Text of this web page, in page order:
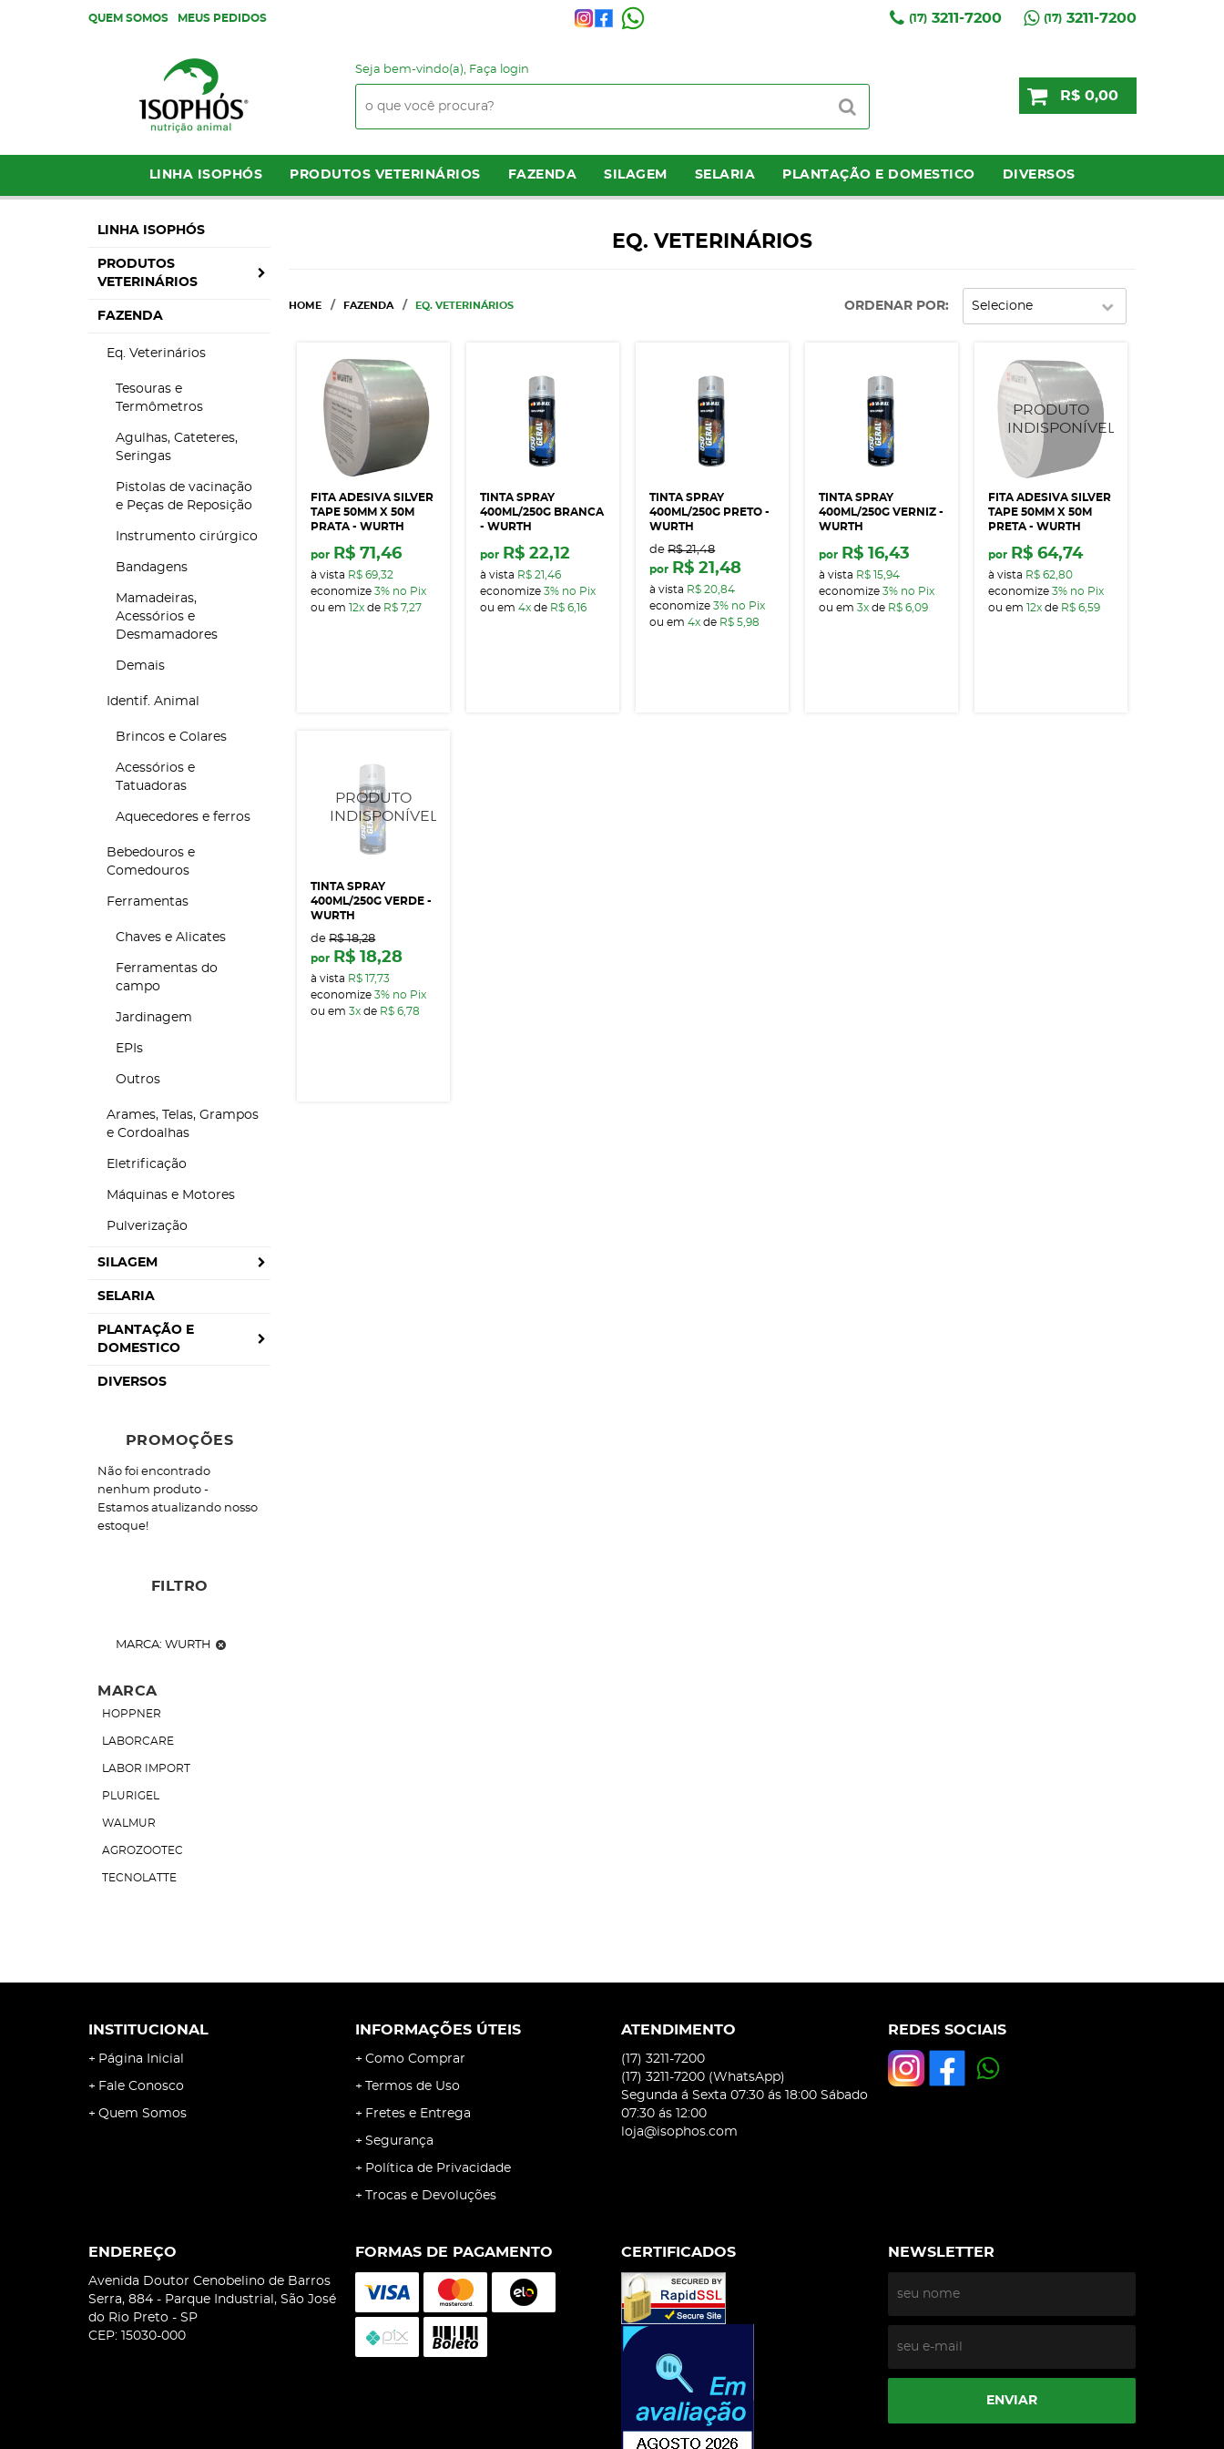
QUEM SOMOS MEUS PEDIDOS (17)3211-7200 (17)3211-7200
Seja bem-vindo(a), Faça login
R$ 0,00
LINHA ISOPHÓS PRODUTOS VETERINÁRIOS FAZENDA SILAGEM SELARIA PLANTAÇÃO E DOMESTICO DIVERSOS
LINHA ISOPHÓS
PRODUTOS
VETERINÁRIOS
FAZENDA
Eq. Veterinários
Tesouras e
Termômetros
Agulhas, Cateteres,
Seringas
Pistolas de vacinação
e Peças de Reposição
Instrumento cirúrgico
Bandagens
Mamadeiras,
Acessórios e
Desmamadores
Demais
Identif. Animal
Brincos e Colares
Acessórios e
Tatuadoras
Aquecedores e ferros
Bebedouros e
Comedouros
Ferramentas
Chaves e Alicates
Ferramentas do
campo
Jardinagem
EPIs
Outros
Arames, Telas, Grampos
e Cordoalhas
Eletrificação
Máquinas e Motores
Pulverização
SILAGEM
SELARIA
PLANTAÇÃO E
DOMESTICO
DIVERSOS
PROMOÇÕES
Não foi encontrado
nenhum produto -
Estamos atualizando nosso
estoque!
FILTRO
MARCA: WURTH
MARCA
HOPPNER
LABORCARE
LABOR IMPORT
PLURIGEL
WALMUR
AGROZOOTEC
TECNOLATTE
TNB
INJESUL
METALOSA
MOMFORT
MILKAN
EQ. VETERINÁRIOS
HOME FAZENDA EQ. VETERINÁRIOS ORDENAR POR Selecione
FITA ADESIVA SILVER
TAPE 50MM X 50M
PRATA - WURTH
por R$ 71,46
à vista R$ 69,32
economize3% no Pix
ou em
12x de R$ 7,27
TINTA SPRAY
400ML/250G BRANCA
- WURTH
por R$ 22,12
à vista R$ 21,46
economize3% no Pix
ou em4x de R$ 6,16
TINTA SPRAY
400ML/250G PRETO -
WURTH
de R$ 21,48
por R$ 21,48
à vista R$ 20,84
economize3% no Pix
ou em4x de R$ 5,98
TINTA SPRAY
400ML/250G VERNIZ -
WURTH
por R$ 16,43
à vista R$ 15,94
economize3% no Pix
ou em3x de R$ 6,09
FITA ADESIVA SILVER
TAPE 50MM X 50M
PRETA - WURTH
por R$ 64,74
à vista R$ 62,80
economize3% no Pix
ou em
12x de R$ 6,59
TINTA SPRAY
400ML/250G VERDE -
WURTH
de R$ 18,28
por R$ 18,28
à vista R$ 17,73
economize3% no Pix
ou em3x de R$ 6,78
INSTITUCIONAL
Página Inicial
Fale Conosco
Quem Somos
INFORMAÇÕES ÚTEIS
Como Comprar
Termos de Uso
Fretes e Entrega
Segurança
Política de Privacidade
Trocas e Devoluções
ATENDIMENTO
(17) 3211-7200
(17) 3211-7200 (WhatsApp)
Segunda á Sexta 07:30 ás 18:00 Sábado
07:30 ás 12:00
loja@isophos.com
REDES SOCIAIS
ENDEREÇO
Avenida Doutor Cenobelino de Barros
Serra, 884 - Parque Industrial, São José
do Rio Preto - SP
CEP: 15030-000
FORMAS DE PAGAMENTO CERTIFICADOS NEWSLETTER
ENVIAR